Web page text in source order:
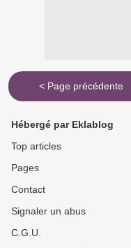
< Page précédente
Hébergé par Eklablog
Top articles
Pages
Contact
Signaler un abus
C.G.U.